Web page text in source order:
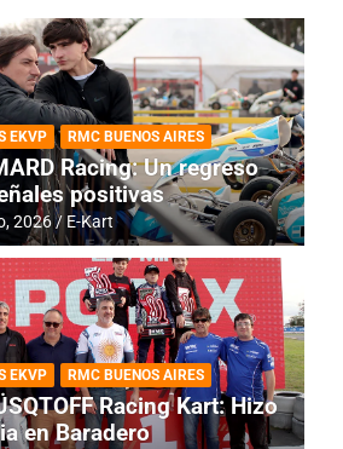
jornada
EKVP RMC BUENOS AIRES
Racing: Un regreso
positivas
2026 E-Kart
EKVP RMC BUENOS AIRES
Racing Kart: Hizo
en Baradero